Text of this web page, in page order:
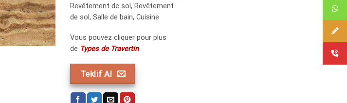
Revêtement de sol, Revêtement
de sol, Salle de bain, Cuisine
Vous pouvez cliquer pour plus
de Types de Travertin
Teklif Al